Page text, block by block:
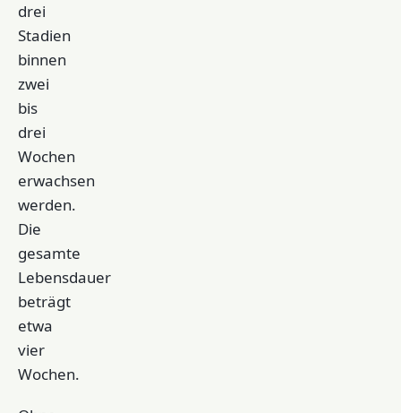
drei
Stadien
binnen
zwei
bis
drei
Wochen
erwachsen
werden.
Die
gesamte
Lebensdauer
beträgt
etwa
vier
Wochen.